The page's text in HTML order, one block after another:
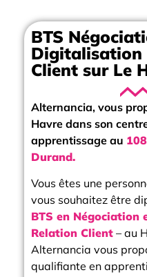
BTS
Digitalisation
Client sur Le
Alternancia, vous
Havre dans son
apprentissage au
Durand.
Vous êtes une
vous souhaitez être
BTS en
Relation Client – au
Alternancia vous
qualifiante en